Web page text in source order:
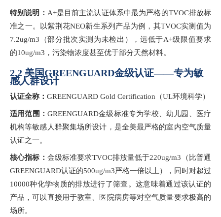
特别说明： A+是目前主流认证体系中最为严格的TVOC排放标
准之一。以紫荆花NEO新生系列产品为例，其TVOC实测值为
7.2ug/m3（部分批次实测为未检出），远低于A+级限值要求
的10ug/m3，污染物浓度甚至优于部分天然材料。
2.2 美国GREENGUARD金级认证——专为敏
感人群设计
认证全称： GREENGUARD Gold Certification（UL环境科学）
适用范围： GREENGUARD金级标准专为学校、幼儿园、医疗
机构等敏感人群聚集场所设计，是全美最严格的室内空气质量
认证之一。
核心指标： 金级标准要求TVOC排放量低于220ug/m3（比普通
GREENGUARD认证的500ug/m3严格一倍以上），同时对超过
10000种化学物质的排放进行了筛查。这意味着通过该认证的
产品，可以直接用于教室、医院病房等对空气质量要求极高的
场所。